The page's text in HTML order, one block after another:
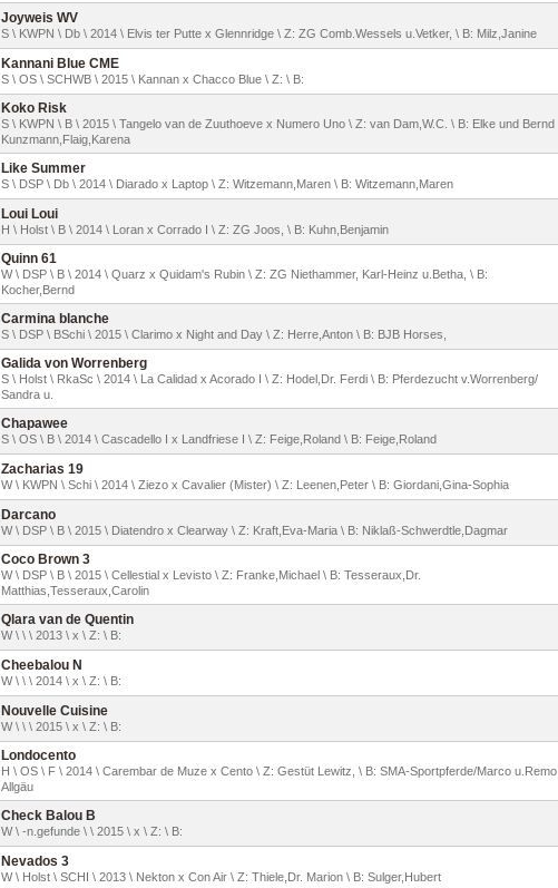
Joyweis WV
S \ KWPN \ Db \ 2014 \ Elvis ter Putte x Glennridge \ Z: ZG Comb.Wessels u.Vetker, \ B: Milz,Janine
Kannani Blue CME
S \ OS \ SCHWB \ 2015 \ Kannan x Chacco Blue \ Z: \ B:
Koko Risk
S \ KWPN \ B \ 2015 \ Tangelo van de Zuuthoeve x Numero Uno \ Z: van Dam,W.C. \ B: Elke und Bernd
Kunzmann,Flaig,Karena
Like Summer
S \ DSP \ Db \ 2014 \ Diarado x Laptop \ Z: Witzemann,Maren \ B: Witzemann,Maren
Loui Loui
H \ Holst \ B \ 2014 \ Loran x Corrado I \ Z: ZG Joos, \ B: Kuhn,Benjamin
Quinn 61
W \ DSP \ B \ 2014 \ Quarz x Quidam's Rubin \ Z: ZG Niethammer, Karl-Heinz u.Betha, \ B:
Kocher,Bernd
Carmina blanche
S \ DSP \ BSchi \ 2015 \ Clarimo x Night and Day \ Z: Herre,Anton \ B: BJB Horses,
Galida von Worrenberg
S \ Holst \ RkaSc \ 2014 \ La Calidad x Acorado I \ Z: Hodel,Dr. Ferdi \ B: Pferdezucht v.Worrenberg/
Sandra u.
Chapawee
S \ OS \ B \ 2014 \ Cascadello I x Landfriese I \ Z: Feige,Roland \ B: Feige,Roland
Zacharias 19
W \ KWPN \ Schi \ 2014 \ Ziezo x Cavalier (Mister) \ Z: Leenen,Peter \ B: Giordani,Gina-Sophia
Darcano
W \ DSP \ B \ 2015 \ Diatendro x Clearway \ Z: Kraft,Eva-Maria \ B: Niklaß-Schwerdtle,Dagmar
Coco Brown 3
W \ DSP \ B \ 2015 \ Cellestial x Levisto \ Z: Franke,Michael \ B: Tesseraux,Dr.
Matthias,Tesseraux,Carolin
Qlara van de Quentin
W \ \ \ 2013 \ x \ Z: \ B:
Cheebalou N
W \ \ \ 2014 \ x \ Z: \ B:
Nouvelle Cuisine
W \ \ \ 2015 \ x \ Z: \ B:
Londocento
H \ OS \ F \ 2014 \ Carembar de Muze x Cento \ Z: Gestüt Lewitz, \ B: SMA-Sportpferde/Marco u.Remo
Allgäu
Check Balou B
W \ -n.gefunde \ \ 2015 \ x \ Z: \ B:
Nevados 3
W \ Holst \ SCHI \ 2013 \ Nekton x Con Air \ Z: Thiele,Dr. Marion \ B: Sulger,Hubert